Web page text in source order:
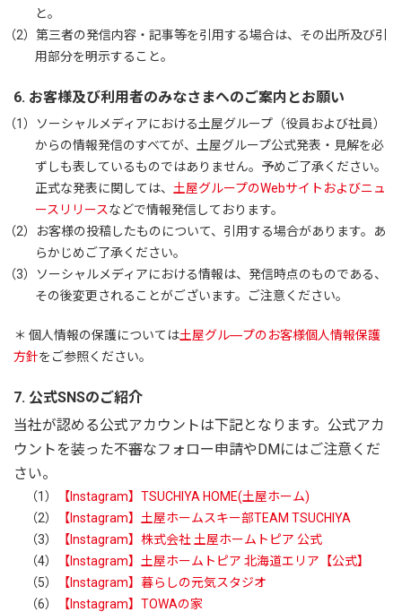
と。
（2） 第三者の発信内容・記事等を引用する場合は、その出所及び引
用部分を明示すること。
6. お客様及び利用者のみなさまへのご案内とお願い
（1）
ソーシャルメディアにおける土屋グループ（役員および社員）
からの情報発信のすべてが、土屋グループ公式発表・見解を必
ずしも表しているものではありません。予めご了承ください。
正式な発表に関しては、 土屋グループのWebサイトおよびニュ
ースリリースなどで情報発信しております。
（2）
お客様の投稿したものについて、引用する場合があります。あ
らかじめご了承ください。
（3）
ソーシャルメディアにおける情報は、発信時点のものである、
その後変更されることがございます。ご注意ください。
＊ 個人情報の保護については土屋グル―プのお客様個人情報保護
方針をご参照ください。
7. 公式SNSのご紹介
当社が認める公式アカウントは下記となります。公式アカ
ウントを装った不審なフォロー申請やDMにはご注意くだ
さい。
（1）
【Instagram】TSUCHIYA HOME(土屋ホーム)
（2）
【Instagram】土屋ホームスキー部TEAM TSUCHIYA
（3）
【Instagram】株式会社 土屋ホームトピア 公式
（4）
【Instagram】土屋ホームトピア 北海道エリア【公式】
（5）
【Instagram】暮らしの元気スタジオ
（6）
【Instagram】TOWAの家